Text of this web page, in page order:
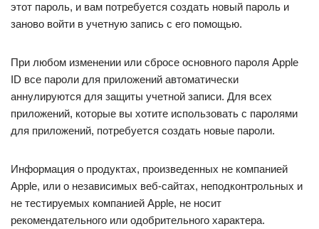
этот пароль, и вам потребуется создать новый пароль и
заново войти в учетную запись с его помощью.
При любом изменении или сбросе основного пароля Apple
ID все пароли для приложений автоматически
аннулируются для защиты учетной записи. Для всех
приложений, которые вы хотите использовать с паролями
для приложений, потребуется создать новые пароли.
Информация о продуктах, произведенных не компанией
Apple, или о независимых веб-сайтах, неподконтрольных и
не тестируемых компанией Apple, не носит
рекомендательного или одобрительного характера.